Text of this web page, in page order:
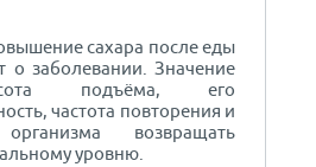
сахара после еды
о заболевании. Значение
подъёма, его
частота повторения и
возвращать
уровню.